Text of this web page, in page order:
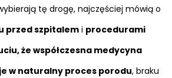
tę drogę, najczęściej mówią o
przed szpitalem i procedurami
że współczesna medycyna
w naturalny proces porodu, braku